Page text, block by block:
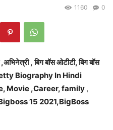
0
1160
,अभिनेत्री ,बिग बॉस ओटीटी,बिग बॉस
Biography In Hindi
Movie ,Career, family ,
15 2021,BigBoss